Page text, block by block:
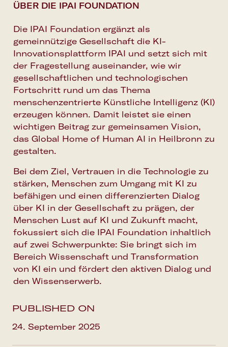
PUBLISHED ON
24. September 2025
ÜBER DIE IPAI FOUNDATION
Die IPAI Foundation ergänzt als
gemeinnützige Gesellschaft die KI-
Innovationsplattform IPAI und setzt sich mit
der Fragestellung auseinander, wie wir
gesellschaftlichen und technologischen
Fortschritt rund um das Thema
menschenzentrierte Künstliche Intelligenz (KI)
erzeugen können. Damit leistet sie einen
wichtigen Beitrag zur gemeinsamen Vision,
das Global Home of Human AI in Heilbronn zu
gestalten.
Bei dem Ziel, Vertrauen in die Technologie zu
stärken, Menschen zum Umgang mit KI zu
befähigen und einen differenzierten Dialog
über KI in der Gesellschaft zu prägen, der
Menschen Lust auf KI und Zukunft macht,
fokussiert sich die IPAI Foundation inhaltlich
auf zwei Schwerpunkte: Sie bringt sich im
Bereich Wissenschaft und Transformation
von KI ein und fördert den aktiven Dialog und
den Wissenserwerb.